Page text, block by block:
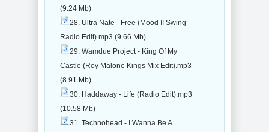
(9.24 Mb)
28. Ultra Nate - Free (Mood II Swing
Radio Edit).mp3 (9.66 Mb)
29. Wamdue Project - King Of My
Castle (Roy Malone Kings Mix Edit).mp3
(8.91 Mb)
30. Haddaway - Life (Radio Edit).mp3
(10.58 Mb)
31. Technohead - I Wanna Be A